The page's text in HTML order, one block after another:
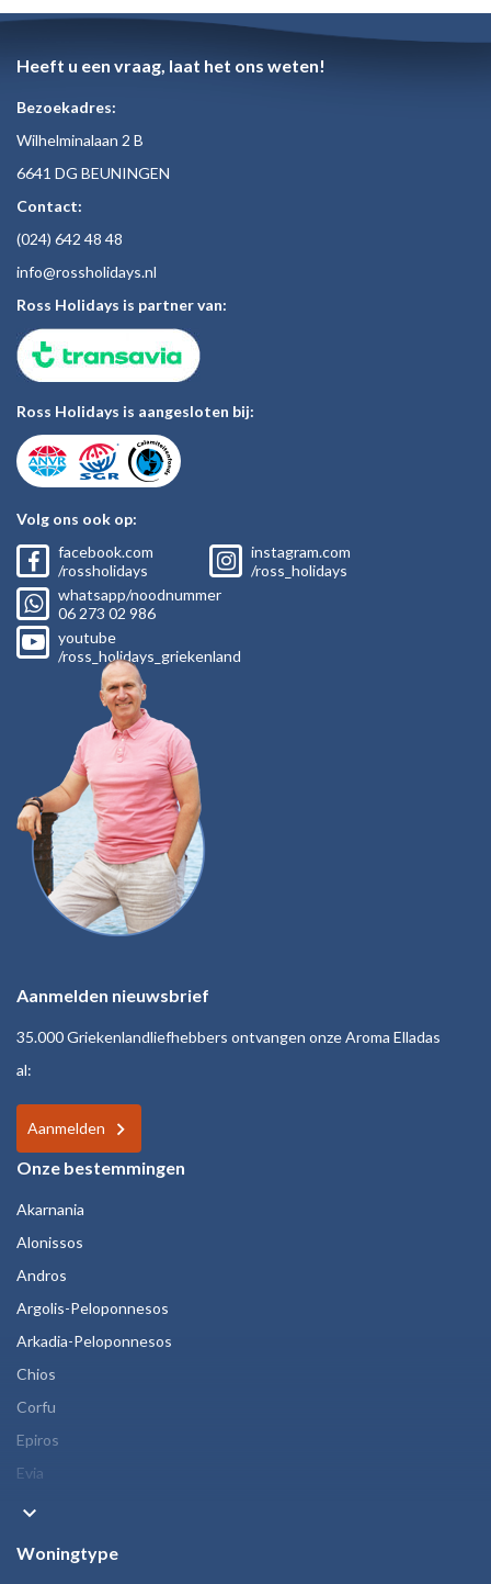
Heeft u een vraag, laat het ons weten!
Bezoekadres:
Wilhelminalaan 2 B
6641 DG BEUNINGEN
Contact:
(024) 642 48 48
info@rossholidays.nl
Ross Holidays is partner van:
Ross Holidays is aangesloten bij:
Volg ons ook op:
facebook.com
/rossholidays
instagram.com
/ross_holidays
whatsapp/noodnummer
06 273 02 986
youtube
/ross_holidays_griekenland
Aanmelden nieuwsbrief
35.000 Griekenlandliefhebbers ontvangen onze Aroma Elladas
al:
Aanmelden
Onze bestemmingen
Akarnania
Alonissos
Andros
Argolis-Peloponnesos
Arkadia-Peloponnesos
Chios
Corfu
Epiros
Evia
keyboard_arrow_down
Woningtype